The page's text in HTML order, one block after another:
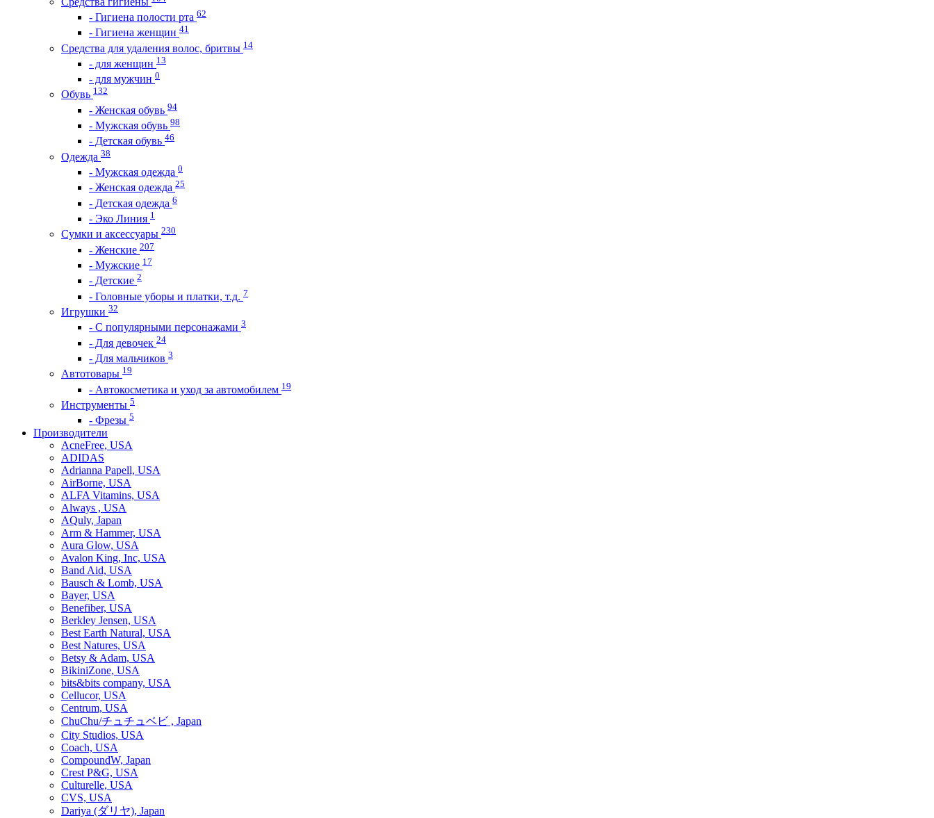
- Гигиена полости рта 62
- Гигиена женщин 41
Средства для удаления волос, бритвы 14
- для женщин 13
- для мужчин 0
Обувь 132
- Женская обувь 94
- Мужская обувь 98
- Детская обувь 46
Одежда 38
- Мужская одежда 0
- Женская одежда 25
- Детская одежда 6
- Эко Линия 1
Сумки и аксессуары 230
- Женские 207
- Мужские 17
- Детские 2
- Головные уборы и платки, т.д. 7
Игрушки 32
- С популярными персонажами 3
- Для девочек 24
- Для мальчиков 3
Автотовары 19
- Автокосметика и уход за автомобилем 19
Инструменты 5
- Фрезы 5
Производители
AcneFree, USA
ADIDAS
Adrianna Papell, USA
AirBorne, USA
ALFA Vitamins, USA
Always , USA
AQuly, Japan
Arm & Hammer, USA
Aura Glow, USA
Avalon King, Inc, USA
Band Aid, USA
Bausch & Lomb, USA
Bayer, USA
Benefiber, USA
Berkley Jensen, USA
Best Earth Natural, USA
Best Natures, USA
Betsy & Adam, USA
BikiniZone, USA
bits&bits company, USA
Cellucor, USA
Centrum, USA
ChuChu/チュチュベビ , Japan
City Studios, USA
Coach, USA
CompoundW, Japan
Crest P&G, USA
Culturelle, USA
CVS, USA
Dariya (ダリヤ), Japan